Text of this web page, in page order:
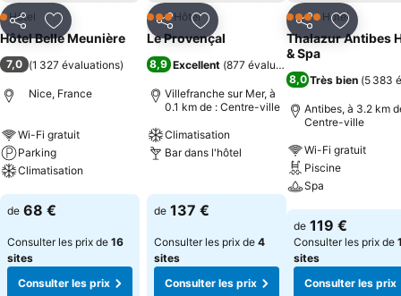
PartagerAjouter à mes favoris
1 Étoiles
Hôtel
Hôtel Belle Meunière
7,0 (1 327 évaluations)
Nice, France
Wi-Fi gratuit
Parking
Climatisation
Consulter les prix
de 68 €
Consulter les prix de 16
sites
Consulter les prix
PartagerAjouter à mes favoris
3 ÉtoilesHôtel
Le Provençal
8,9 Excellent (877 évaluations)
Villefranche sur Mer, à
0.1 km de : Centre-ville
Climatisation
Bar dans l'hôtel
de 137 €
Consulter les prix de 4
sites
Consulter les prix
PartagerAjouter
4 ÉtoilesHôtel
Thalazur Antibes
& Spa
8,0 Très bien (5 383
Antibes, à 3.2 km
Centre-ville
Wi-Fi gratuit
Piscine
Spa
Consulter les
de 119 €
Consulter les prix de
sites
Consulter les prix